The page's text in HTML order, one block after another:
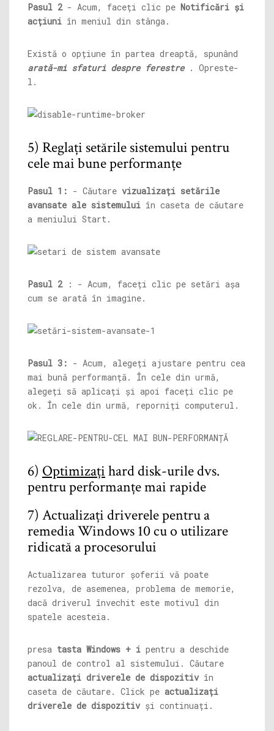
Pasul 2- Acum, faceți clic pe Notificări și
acțiuni în meniul din stânga.
Există o opțiune în partea dreaptă, spunând
arată-mi sfaturi despre ferestre . Opreste-
l.
5) Reglați setările sistemului pentru
cele mai bune performanțe
Pasul 1: - Căutare vizualizați setările
avansate ale sistemului în caseta de căutare
a meniului Start.
Pasul 2: - Acum, faceți clic pe setări așa
cum se arată în imagine.
Pasul 3: - Acum, alegeți ajustare pentru cea
mai bună performanță. În cele din urmă,
alegeți să aplicați și apoi faceți clic pe
ok. În cele din urmă, reporniți computerul.
6) Optimizațihard disk-urile dvs.
pentru performanțe mai rapide
7) Actualizați driverele pentru a
remedia Windows 10 cu o utilizare
ridicată a procesorului
Actualizarea tuturor șoferii vă poate
rezolva, de asemenea, problema de memorie,
dacă driverul învechit este motivul din
spatele acesteia.
presa tasta Windows + i pentru a deschide
panoul de control al sistemului. Căutare
actualizați driverele de dispozitiv în
caseta de căutare. Click pe actualizați
driverele de dispozitiv și continuați.